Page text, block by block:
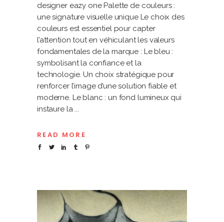
designer eazy one Palette de couleurs :
une signature visuelle unique Le choix des
couleurs est essentiel pour capter
l’attention tout en véhiculant les valeurs
fondamentales de la marque : Le bleu :
symbolisant la confiance et la
technologie. Un choix stratégique pour
renforcer l’image d’une solution fiable et
moderne. Le blanc : un fond lumineux qui
instaure la
READ MORE